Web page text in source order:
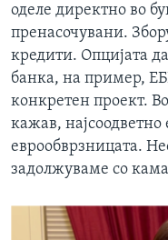
оделе директно во
пренасочувани.
кредити. Опцијата
банка, на пример,
конкретен проект.
кажав, најсоодветно
еврообврзницата.
задолжуваме со